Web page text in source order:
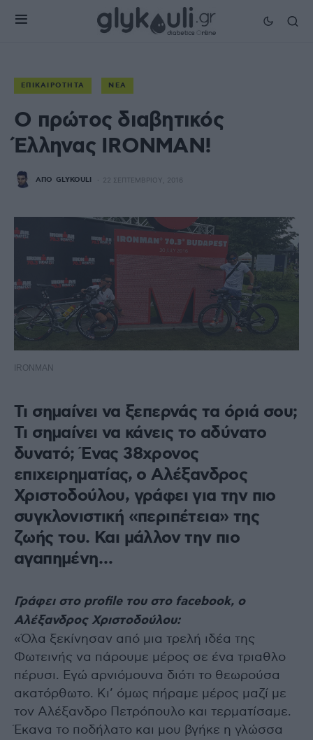
ΕΠΙΚΑΙΡΌΤΗΤΑ ΝΈΑ
Ο πρώτος διαβητικός
Έλληνας IRONMAN!
ΑΠΌ GLYKOULI 22 ΣΕΠΤΕΜΒΡΊΟΥ, 2016
IRONMAN
Τι σημαίνει να ξεπερνάς τα όριά σου;
Τι σημαίνει να κάνεις το αδύνατο
δυνατό; Ένας 38χρονος
επιχειρηματίας, ο Αλέξανδρος
Χριστοδούλου, γράφει για την πιο
συγκλονιστική «περιπέτεια» της
ζωής του. Και μάλλον την πιο
αγαπημένη…
Γράφει στο profile του στο facebook, ο
Αλέξανδρος Χριστοδούλου:
«Όλα ξεκίνησαν από μια τρελή ιδέα της
Φωτεινής να πάρουμε μέρος σε ένα τριαθλο
πέρυσι. Εγώ αρνιόμουνα διότι το θεωρούσα
ακατόρθωτο. Κι’ όμως πήραμε μέρος μαζί με
τον Αλέξανδρο Πετρόπουλο και τερματίσαμε.
Έκανα το ποδήλατο και μου βγήκε η γλώσσα